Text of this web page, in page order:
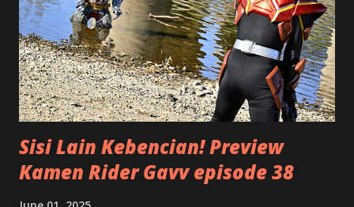
kalau piramida atau segitiga ini posisinya kita balik, terlihat
bahwa bagian paling atas yang lebar atau luas, terus
mengecil ke bawah menjadi titik runcing. Serupa dengan
bentuk segitiga terbalik tersebut, suatu artikel akan lebih
terstruktur apabila di bagian awal atau ...
Sisi Lain Kebencian! Preview
Kamen Rider Gavv episode 38